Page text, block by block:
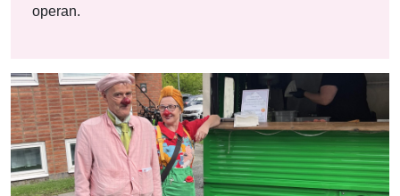
operan.